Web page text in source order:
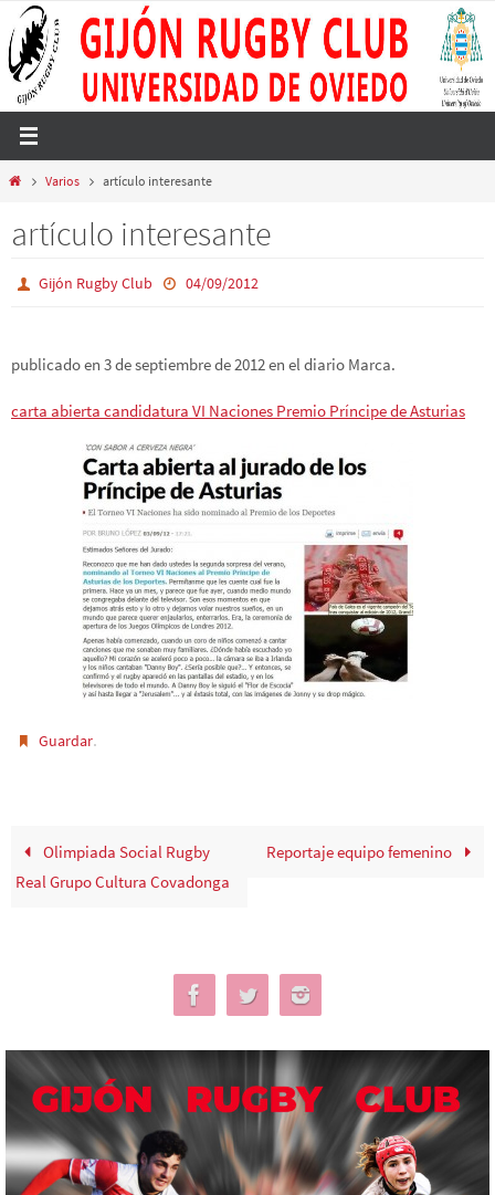
al
contenido
InicioVarios artículo interesante
artículo interesante
Gijón Rugby Club 04/09/2012
publicado en 3 de septiembre de 2012 en el diario Marca.
carta abierta candidatura VI Naciones Premio Príncipe de Asturias
Guardar.
Olimpiada Social Rugby
Real Grupo Cultura Covadonga
Reportaje equipo femenino